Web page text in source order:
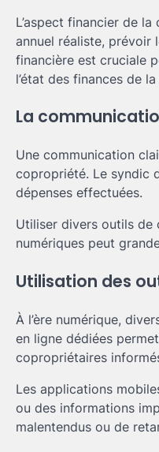
L’aspect financier de
annuel réaliste, prévoir
financière est cruciale
l’état des finances de
La
Une communication
copropriété. Le syndic
dépenses effectuées.
Utiliser divers outils de
numériques peut
Utilisation des
À l’ère numérique,
en ligne dédiées
copropriétaires
Les applications
ou des informations
malentendus ou de